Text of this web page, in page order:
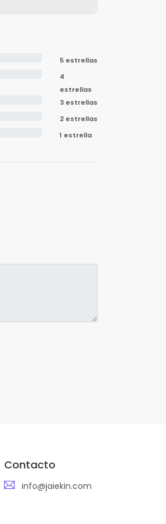
5 estrellas
4
estrellas
3 estrellas
2 estrellas
1 estrella
Contacto
info@jaiekin.com